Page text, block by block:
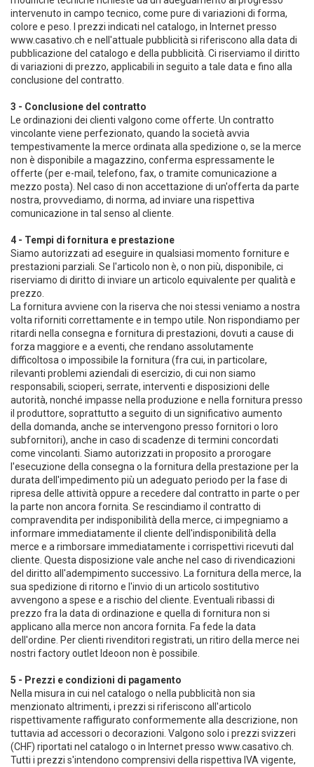
intervenuto in campo tecnico, come pure di variazioni di forma,
colore e peso. I prezzi indicati nel catalogo, in Internet presso
www.casativo.ch e nell'attuale pubblicità si riferiscono alla data di
pubblicazione del catalogo e della pubblicità. Ci riserviamo il diritto
di variazioni di prezzo, applicabili in seguito a tale data e fino alla
conclusione del contratto.
3 - Conclusione del contratto
Le ordinazioni dei clienti valgono come offerte. Un contratto
vincolante viene perfezionato, quando la società avvia
tempestivamente la merce ordinata alla spedizione o, se la merce
non è disponibile a magazzino, conferma espressamente le
offerte (per e-mail, telefono, fax, o tramite comunicazione a
mezzo posta). Nel caso di non accettazione di un'offerta da parte
nostra, provvediamo, di norma, ad inviare una rispettiva
comunicazione in tal senso al cliente.
4 - Tempi di fornitura e prestazione
Siamo autorizzati ad eseguire in qualsiasi momento forniture e
prestazioni parziali. Se l'articolo non è, o non più, disponibile, ci
riserviamo di diritto di inviare un articolo equivalente per qualità e
prezzo.
La fornitura avviene con la riserva che noi stessi veniamo a nostra
volta riforniti correttamente e in tempo utile. Non rispondiamo per
ritardi nella consegna e fornitura di prestazioni, dovuti a cause di
forza maggiore e a eventi, che rendano assolutamente
difficoltosa o impossibile la fornitura (fra cui, in particolare,
rilevanti problemi aziendali di esercizio, di cui non siamo
responsabili, scioperi, serrate, interventi e disposizioni delle
autorità, nonché impasse nella produzione e nella fornitura presso
il produttore, soprattutto a seguito di un significativo aumento
della domanda, anche se intervengono presso fornitori o loro
subfornitori), anche in caso di scadenze di termini concordati
come vincolanti. Siamo autorizzati in proposito a prorogare
l'esecuzione della consegna o la fornitura della prestazione per la
durata dell'impedimento più un adeguato periodo per la fase di
ripresa delle attività oppure a recedere dal contratto in parte o per
la parte non ancora fornita. Se rescindiamo il contratto di
compravendita per indisponibilità della merce, ci impegniamo a
informare immediatamente il cliente dell'indisponibilità della
merce e a rimborsare immediatamente i corrispettivi ricevuti dal
cliente. Questa disposizione vale anche nel caso di rivendicazioni
del diritto all'adempimento successivo. La fornitura della merce, la
sua spedizione di ritorno e l'invio di un articolo sostitutivo
avvengono a spese e a rischio del cliente. Eventuali ribassi di
prezzo fra la data di ordinazione e quella di fornitura non si
applicano alla merce non ancora fornita. Fa fede la data
dell'ordine. Per clienti rivenditori registrati, un ritiro della merce nei
nostri factory outlet Ideoon non è possibile.
5 - Prezzi e condizioni di pagamento
Nella misura in cui nel catalogo o nella pubblicità non sia
menzionato altrimenti, i prezzi si riferiscono all'articolo
rispettivamente raffigurato conformemente alla descrizione, non
tuttavia ad accessori o decorazioni. Valgono solo i prezzi svizzeri
(CHF) riportati nel catalogo o in Internet presso www.casativo.ch.
Tutti i prezzi s'intendono comprensivi della rispettiva IVA vigente,